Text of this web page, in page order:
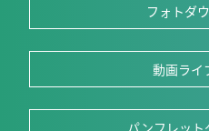
フォトダ
動画ライ
パンフレット